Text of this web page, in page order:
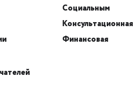
Социальным
Консультационная
Финансовая